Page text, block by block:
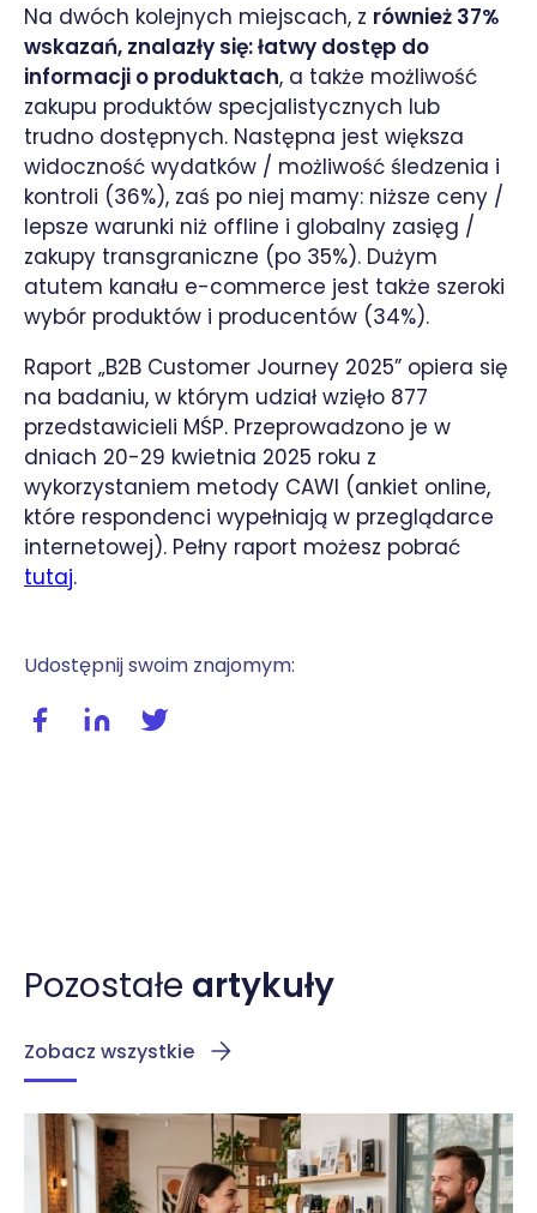
Udostępnij swoim znajomym:
Udostępnij wpis na facebooku
Udostępnij wpis na linkedIn
Na dwóch kolejnych miejscach, z również 37%
wskazań, znalazły się: łatwy dostęp do
informacji o produktach, a także możliwość
zakupu produktów specjalistycznych lub
trudno dostępnych. Następna jest większa
widoczność wydatków / możliwość śledzenia i
kontroli (36%), zaś po niej mamy: niższe ceny /
lepsze warunki niż offline i globalny zasięg /
zakupy transgraniczne (po 35%). Dużym
atutem kanału e-commerce jest także szeroki
wybór produktów i producentów (34%).
Raport „B2B Customer Journey 2025” opiera się
na badaniu, w którym udział wzięło 877
przedstawicieli MŚP. Przeprowadzono je w
dniach 20-29 kwietnia 2025 roku z
wykorzystaniem metody CAWI (ankiet online,
które respondenci wypełniają w przeglądarce
internetowej). Pełny raport możesz pobrać
tutaj.
Pozostałe artykuły
Zobacz wszystkie